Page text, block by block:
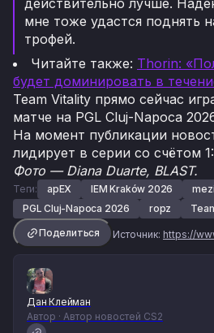
действительно лучше.
мне тоже удастся поднять
трофей.
Читайте также: Thorin:
будет доминировать в
Team Vitality прямо сейчас
матче на PGL Cluj-Napoca
На момент публикации
лидирует в серии со счётом
Фото — Diana Duarte, BLAST.
Теги: apEX IEM Kraków 2026
PGL Cluj-Napoca 2026
ropz
Поделиться
Источник: https://
Дан Клейман
Автор · Автор новостей CS2